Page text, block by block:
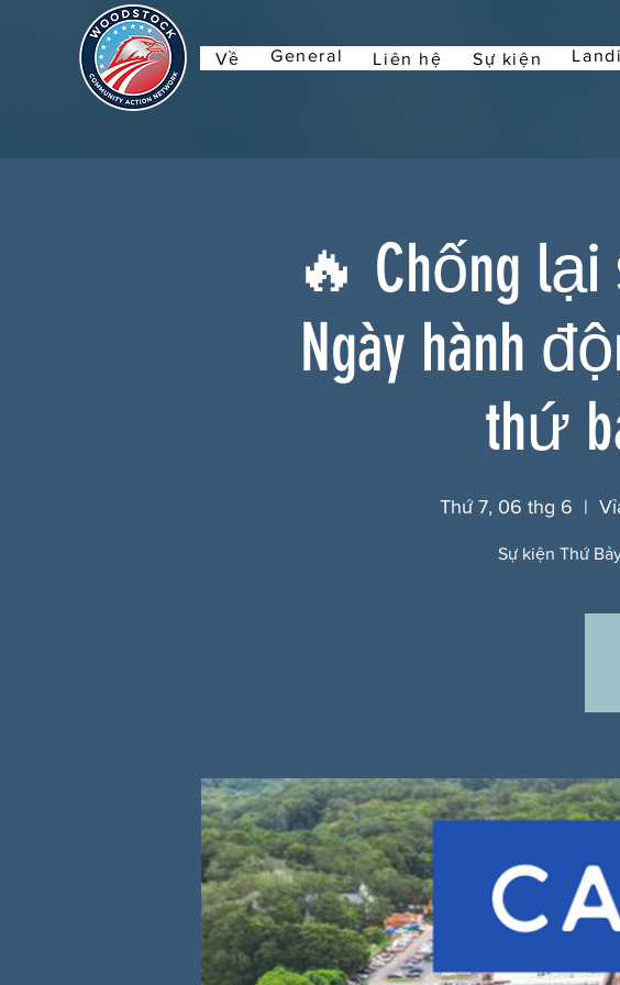
Về General Liên hệ Sự kiện
🔥 Chống lại
Ngày hành
thứ
Thứ 7, 06 thg 6
  |
Sự kiện Thứ